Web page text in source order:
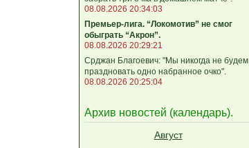
08.08.2026 20:34:03
Премьер-лига. “Локомотив” не смог
обыграть “Акрон”.
08.08.2026 20:29:21
Срджан Благоевич: "Мы никогда не будем
праздновать одно набранное очко".
08.08.2026 20:25:04
Архив новостей (календарь).
Август